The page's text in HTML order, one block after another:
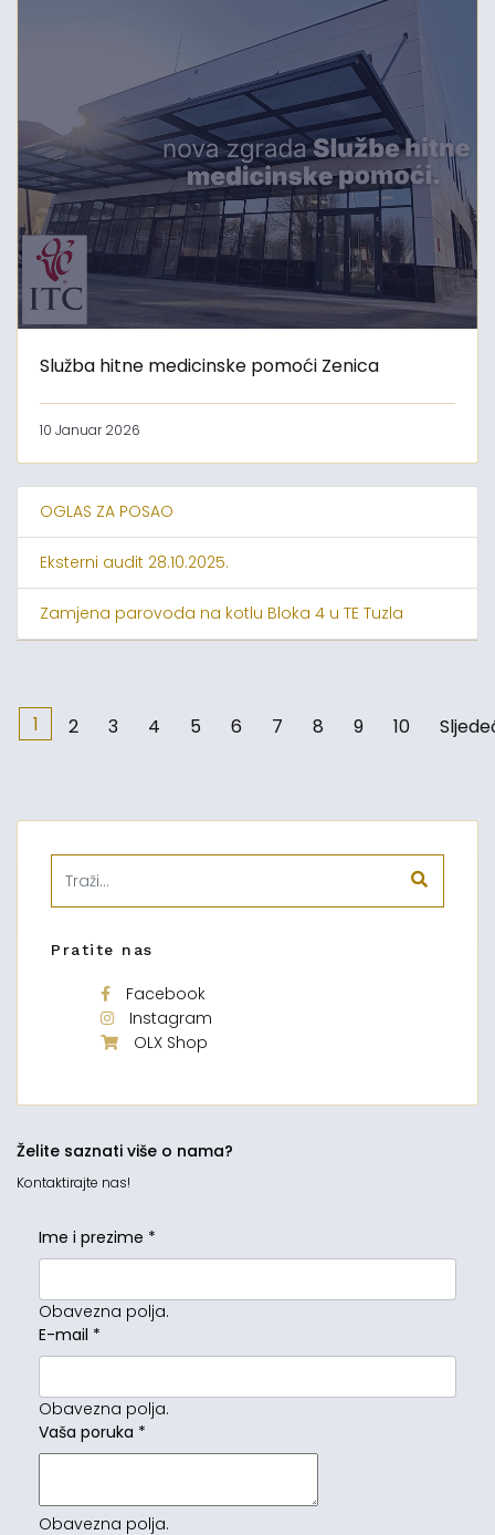
Služba hitne medicinske pomoći Zenica
10 Januar 2026
OGLAS ZA POSAO
Eksterni audit 28.10.2025.
Zamjena parovoda na kotlu Bloka 4 u TE Tuzla
1 2 3 4 5 6 7 8 9 10
Pratite nas
Facebook
Instagram
OLX Shop
Želite saznati više o nama?
Kontaktirajte nas!
Ime i prezime *
Obavezna polja.
E-mail *
Obavezna polja.
Vaša poruka *
Obavezna polja.